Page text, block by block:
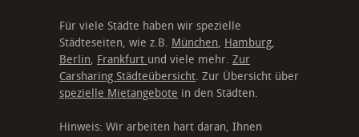
Für viele Städte haben wir spezielle
Städteseiten, wie z.B. München, Hamburg,
Berlin, Frankfurt und viele mehr. Zur
Carsharing Städteübersicht. Zur Übersicht über
spezielle Mietangebote in den Städten.
Hinweis: Wir arbeiten hart daran, Ihnen